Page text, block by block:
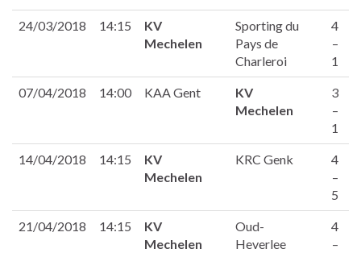
24/03/2018 14:15
KV
Mechelen
Sporting du
Pays de
Charleroi
4
–
1
07/04/2018 14:00 KAA Gent
KV
Mechelen
3
–
1
14/04/2018 14:15
KV
Mechelen
KRC Genk
4
–
5
21/04/2018 14:15
KV
Mechelen
Oud-
Heverlee
4
–